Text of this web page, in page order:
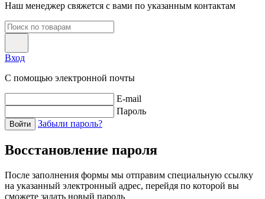
Наш менеджер свяжется с вами по указанным контактам
Вход
С помощью электронной почты
E-mail
Пароль
Войти Забыли пароль?
Восстановление пароля
После заполнения формы мы отправим специальную ссылку
на указанный электронный адрес, перейдя по которой вы
сможете задать новый пароль